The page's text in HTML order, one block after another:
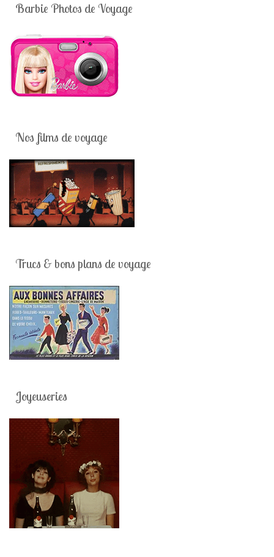
Barbie Photos de Voyage
Nos films de voyage
Trucs & bons plans de voyage
Joyeuseries